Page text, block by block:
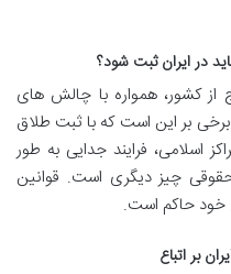
در ایران ثبت شود؟
از کشور، همواره با چالش های
بر این است که با ثبت طلاق
اسلامی، فرایند جدایی به طور
چیز دیگری است. قوانین
خود حاکم است.
بر اتباع